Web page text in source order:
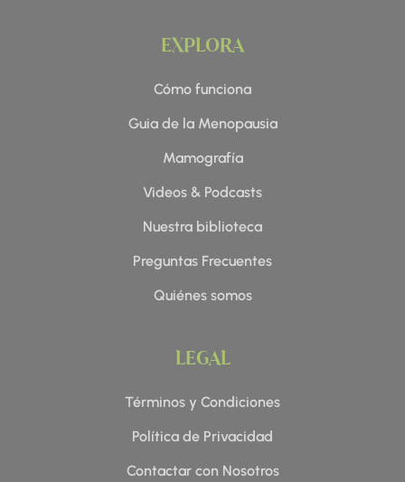
a
m
-
EXPLORA
Cómo funciona
Guia de la Menopausia
Mamografía
Videos & Podcasts
Nuestra biblioteca
Preguntas Frecuentes
Quiénes somos
LEGAL
Términos y Condiciones
Política de Privacidad
Contactar con Nosotros